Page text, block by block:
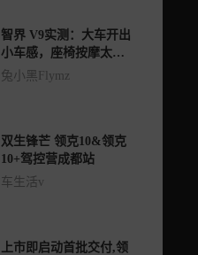
智界 V9实测：大车开出
小车感，座椅按摩太上
头
兔小黑Flymz
双生锋芒 领克10&领克
10+驾控营成都站
车生活v
上市即启动首批交付,领